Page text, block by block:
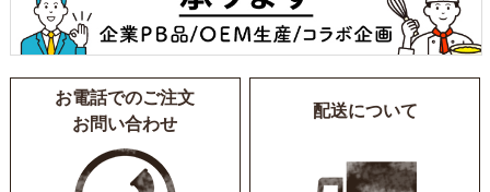
お電話でのご注文
お問い合わせ
配送について